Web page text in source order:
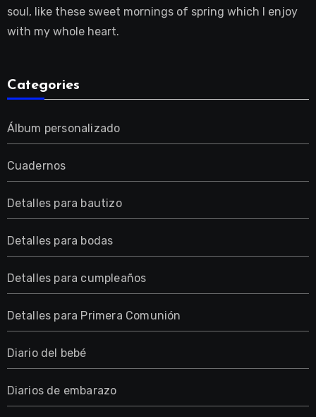
soul, like these sweet mornings of spring which I enjoy
with my whole heart.
Categories
Álbum personalizado
Cuadernos
Detalles para bautizo
Detalles para bodas
Detalles para cumpleaños
Detalles para Primera Comunión
Diario del bebé
Diarios de embarazo